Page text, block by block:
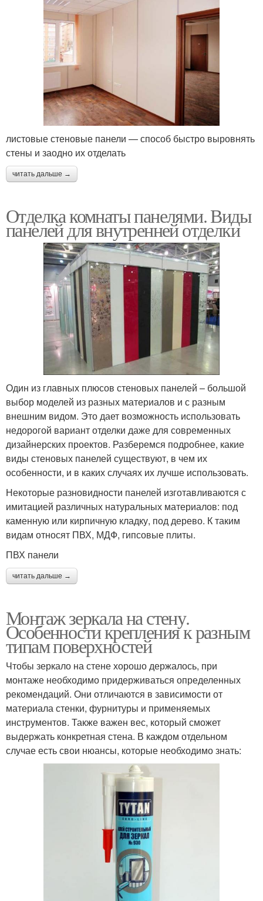
листовые стеновые панели — способ быстро выровнять
стены и заодно их отделать
читать дальше →
Отделка комнаты панелями. Виды
панелей для внутренней отделки
Один из главных плюсов стеновых панелей – большой
выбор моделей из разных материалов и с разным
внешним видом. Это дает возможность использовать
недорогой вариант отделки даже для современных
дизайнерских проектов. Разберемся подробнее, какие
виды стеновых панелей существуют, в чем их
особенности, и в каких случаях их лучше использовать.
Некоторые разновидности панелей изготавливаются с
имитацией различных натуральных материалов: под
каменную или кирпичную кладку, под дерево. К таким
видам относят ПВХ, МДФ, гипсовые плиты.
ПВХ панели
читать дальше →
Монтаж зеркала на стену.
Особенности крепления к разным
типам поверхностей
Чтобы зеркало на стене хорошо держалось, при
монтаже необходимо придерживаться определенных
рекомендаций. Они отличаются в зависимости от
материала стенки, фурнитуры и применяемых
инструментов. Также важен вес, который сможет
выдержать конкретная стена. В каждом отдельном
случае есть свои нюансы, которые необходимо знать: